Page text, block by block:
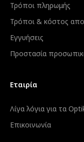
Τρόποι πληρωμής
Τρόποι & κόστος
Εγγυήσεις
Προστασία
Εταιρία
Λίγα λόγια για τα
Επικοινωνία